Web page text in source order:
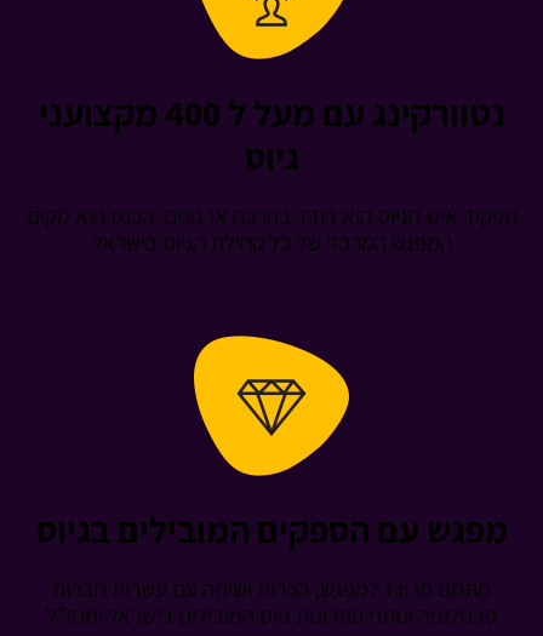
נטוורקינג עם מעל ל 400 מקצועני
איש הגיוס הוא בודד בהרבה ארגונים. הכנס הוא מקום
המפגש המרכזי של כל קהילת הגיוס בישראל
עם הספקים המובילים בגיוס
מרוכז למפגש, הכרות ושיחה עם עשרות חברות
ונותני פתרונות גיוס המובילים בישראל ומחו"ל